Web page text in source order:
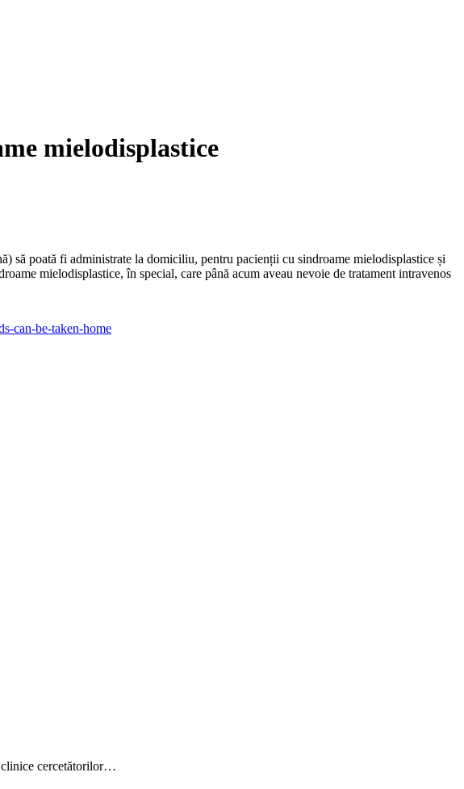
mielodisplastice
să poată fi administrate la domiciliu, pentru pacienții cu sindroame mielodisplastice și
mielodisplastice, în special, care până acum aveau nevoie de tratament intravenos
can-be-taken-home
clinice cercetătorilor…